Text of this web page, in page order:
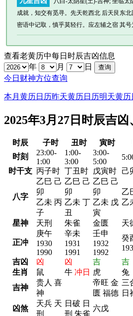
成就，知交有觅寻。先天乾西北 后天艮东北
密语中记取，慎乎莫轻行。应左辅之宿 其号
查看老黄历中每日时辰吉凶信息
年
月
日
今日财神方位查询
本月黄历日历昨天黄历日历明天黄历
2025年3月27日时辰吉
时辰 子时 丑时 寅时
时刻
23:00-
1:00
1:00-
3:00
3:00-
5:00
时干支 丙子时 丁丑时 戊寅时 己
八字
乙巳 己
卯
乙未 丙
子
乙巳 己
卯
乙未 丁
丑
乙巳 己
卯
乙未 戊
寅
乙
乙
星神
天刑 朱雀 金匮 天
正冲
庚午
1930
1990
辛未
1931
1991
壬申
1932
1992
癸
吉凶
凶 凶 吉 吉
生肖
鼠 牛 冲日 虎 兔
吉神
贵人 喜
神
帝旺 金
匮 福德
三
日
凶煞
天兵 天
刑
日破 日
刑 朱雀
六戊